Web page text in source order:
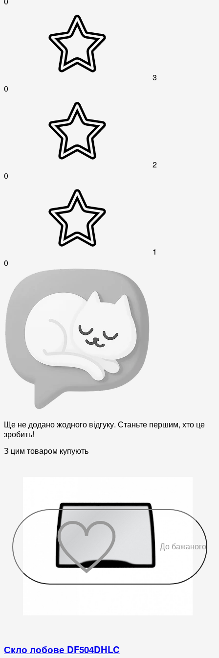
3
0
2
0
1
0
Ще не додано жодного відгуку. Станьте першим, хто це
зробить!
З цим товаром купують
До бажаного
Скло лобове DF504DHLC